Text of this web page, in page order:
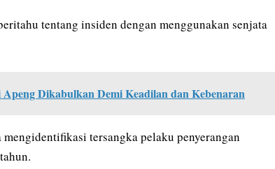
tentang insiden dengan menggunakan senjata
Dikabulkan Demi Keadilan dan Kebenaran
tersangka pelaku penyerangan